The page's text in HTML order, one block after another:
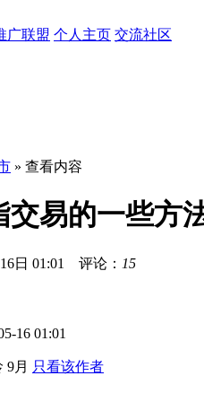
广联盟 个人主页 交流社区
» 查看内容
交易的一些方
日 01:01 评论： 15
16 01:01
9月 只看该作者